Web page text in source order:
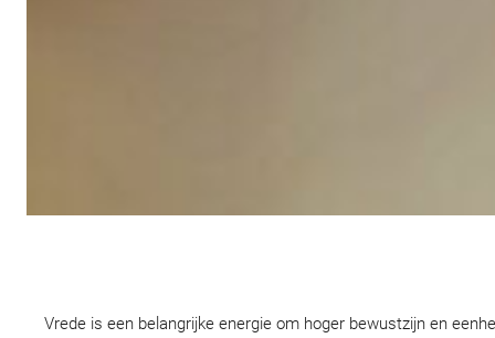
Vrede is een belangrijke energie om hoger bewustzijn en